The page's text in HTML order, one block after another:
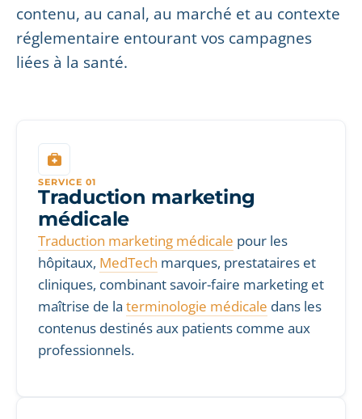
contenu, au canal, au marché et au contexte
réglementaire entourant vos campagnes
liées à la santé.
SERVICE 01
Traduction marketing
médicale
Traduction marketing médicale pour les
hôpitaux, MedTech marques, prestataires et
cliniques, combinant savoir-faire marketing et
maîtrise de la terminologie médicale dans les
contenus destinés aux patients comme aux
professionnels.